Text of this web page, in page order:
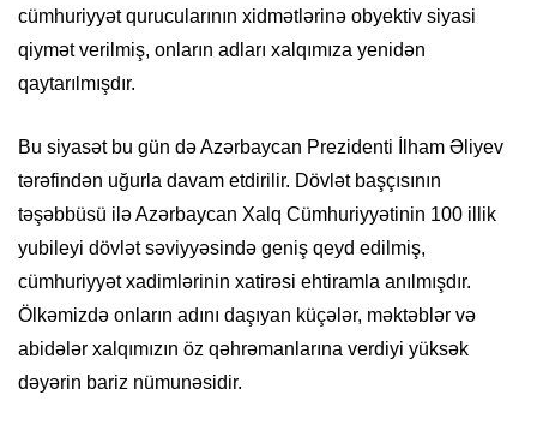
cümhuriyyət qurucularının xidmətlərinə obyektiv siyasi
qiymət verilmiş, onların adları xalqımıza yenidən
qaytarılmışdır.
Bu siyasət bu gün də Azərbaycan Prezidenti İlham Əliyev
tərəfindən uğurla davam etdirilir. Dövlət başçısının
təşəbbüsü ilə Azərbaycan Xalq Cümhuriyyətinin 100 illik
yubileyi dövlət səviyyəsində geniş qeyd edilmiş,
cümhuriyyət xadimlərinin xatirəsi ehtiramla anılmışdır.
Ölkəmizdə onların adını daşıyan küçələr, məktəblər və
abidələr xalqımızın öz qəhrəmanlarına verdiyi yüksək
dəyərin bariz nümunəsidir.